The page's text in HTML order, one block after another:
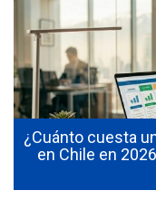
¿Cuánto cuesta
en Chile en